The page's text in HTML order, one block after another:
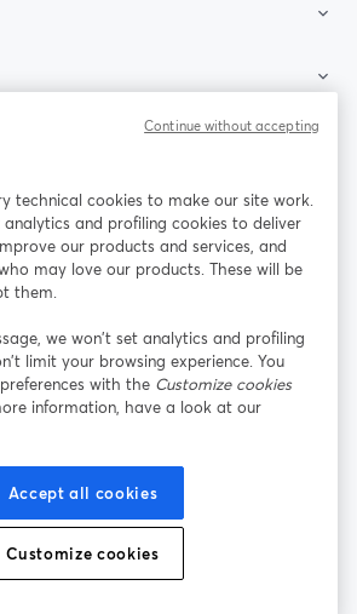
Facebook
wird in einem neuen Tab geöffnet
X (Twitter)
wird in einem neuen Tab geöffnet
wird in einem neuen Tab geöffnet
wird in einem neuen Tab geöffnet
Cookie-Richtlinie
Hilfe-Center
technical cookies to make our site work.
and profiling cookies to deliver
our products and services, and
may love our products. These will be
them.
we won’t set analytics and profiling
limit your browsing experience. You
with the Customize cookies
information, have a look at our
Accept all cookies
Customize cookies
Continue without accepting